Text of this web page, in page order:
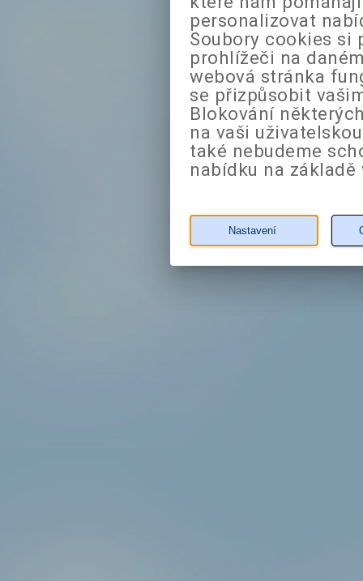
personalizovat
Soubory cookies si
prohlížeči na
webová stránka
se přizpůsobit
Blokování
na vaši
také nebudeme
nabídku na
Nastavení